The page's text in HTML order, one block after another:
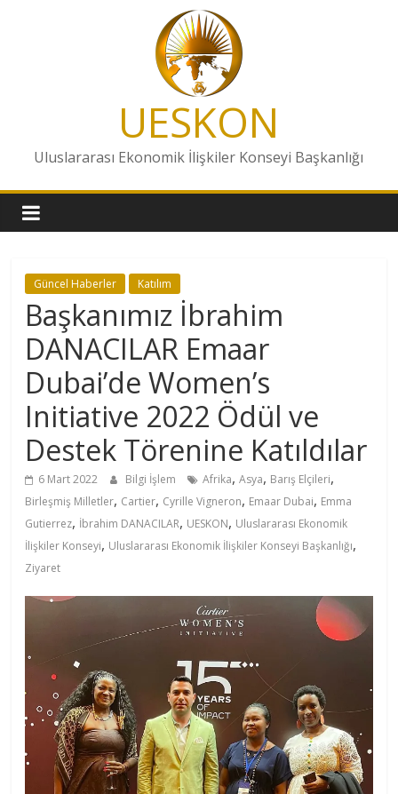
UESKON
Uluslararası Ekonomik İlişkiler Konseyi Başkanlığı
Güncel Haberler Katılım
Başkanımız İbrahim
DANACILAR Emaar
Dubai’de Women’s
Initiative 2022 Ödül ve
Destek Törenine Katıldılar
6 Mart 2022 Bilgi İşlem Afrika,Asya, Barış Elçileri,
Birleşmiş Milletler, Cartier, Cyrille Vigneron, Emaar Dubai, Emma
Gutierrez, İbrahim DANACILAR, UESKON, Uluslararası Ekonomik
İlişkiler Konseyi, Uluslararası Ekonomik İlişkiler Konseyi Başkanlığı,
Ziyaret